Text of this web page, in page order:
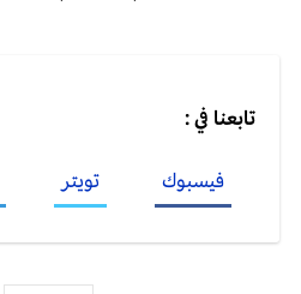
تابعنا في :
فيسبوك تويتر